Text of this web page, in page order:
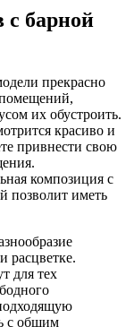
с барной
прекрасно
их обустроить.
красиво и
привнести свою
композиция с
позволит иметь
расцветке.
для тех
с общим